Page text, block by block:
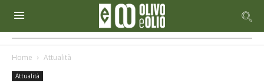
Home Attualità
Attualità